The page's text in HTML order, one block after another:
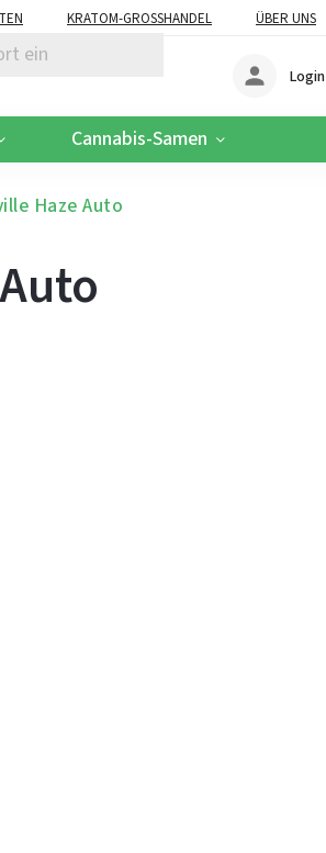
KRATOM-GROSSHANDEL ÜBER UNS
Login
Cannabis-Samen
Haze Auto